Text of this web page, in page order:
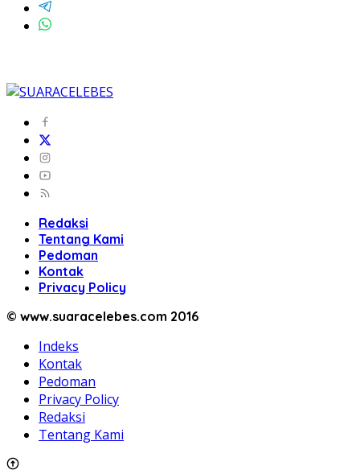
Redaksi
Tentang Kami
Pedoman
Kontak
Privacy Policy
© www.suaracelebes.com 2016
Indeks
Kontak
Pedoman
Privacy Policy
Redaksi
Tentang Kami